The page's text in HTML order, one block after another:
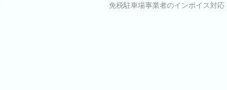
免税駐車場事業者のインボイス対応